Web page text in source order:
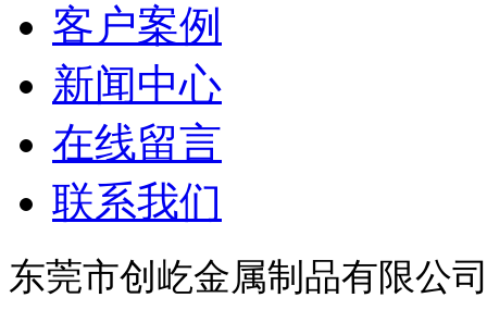
客户案例
新闻中心
在线留言
联系我们
东莞市创屹金属制品有限公